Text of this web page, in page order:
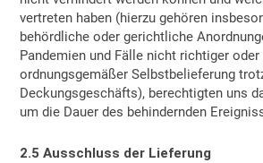
vertreten haben (hierzu gehören
behördliche oder gerichtliche
Pandemien und Fälle nicht richtiger
ordnungsgemäßer Selbstbelieferung
Deckungsgeschäfts), berechtigten uns
um die Dauer des behindernden
2.5 Ausschluss der Lieferung